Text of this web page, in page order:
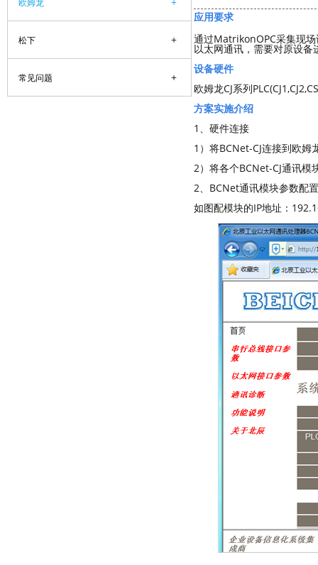
欧姆龙
松下 +
常见问题 +
应用要求
通过MatrikonOPC采集现场
以太网通讯，需要对原设备
设备硬件
欧姆龙CJ系列
方案实施介绍
1、硬件连接
1）将BCNet-CJ连接到欧姆
2）将各个BCNet-CJ通讯模
2、BCNet通讯模块参数配置
如图配模块的IP地址：